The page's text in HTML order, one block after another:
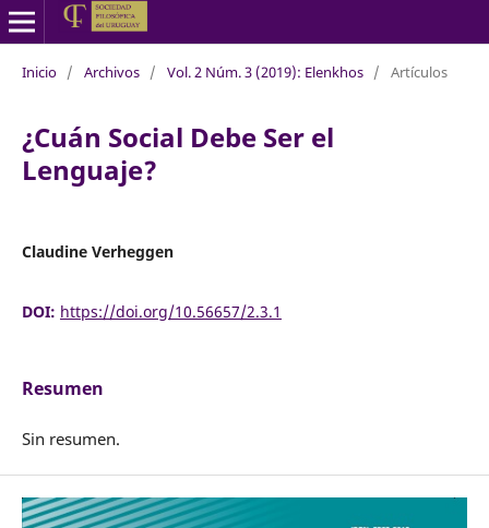
Inicio / Archivos / Vol. 2 Núm. 3 (2019): Elenkhos / Artículos
¿Cuán Social Debe Ser el
Lenguaje?
Claudine Verheggen
DOI: https://doi.org/10.56657/2.3.1
Resumen
Sin resumen.